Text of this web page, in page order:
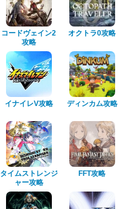
コードヴェイン2
攻略
オクトラ0攻略
イナイレV攻略 ディンカム攻略
タイムストレンジ
ャー攻略
FFT攻略